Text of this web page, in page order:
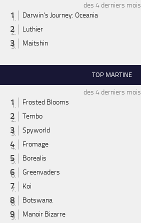
des 4 derniers mois
Darwin's Journey: Oceania
Luthier
Maitshin
TOP MARTINE
des 4 derniers mois
Frosted Blooms
Tembo
Spyworld
Fromage
Borealis
Greenvaders
Koi
Botswana
Manoir Bizarre